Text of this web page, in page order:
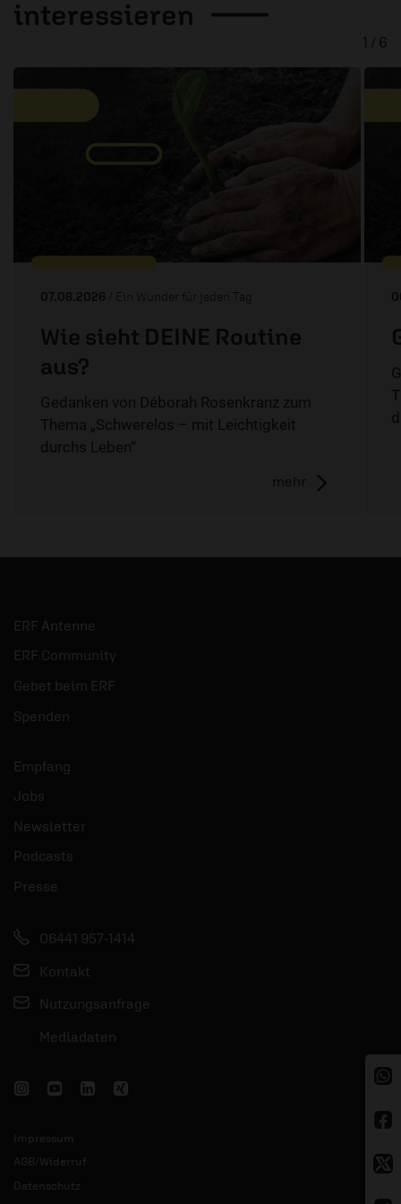
interessieren
07.08.2026 / Ein Wunder für jeden Tag
Wie sieht DEINE Routine
aus?
Gedanken von Déborah Rosenkranz zum
Thema „Schwerelos – mit Leichtigkeit
durchs Leben“
mehr
1 / 6
ERF Antenne
ERF Community
Gebet beim ERF
Spenden
Empfang
Jobs
Newsletter
Podcasts
Presse
06441 957-1414
Kontakt
Nutzungsanfrage
Mediadaten
Impressum
AGB/Widerruf
Datenschutz